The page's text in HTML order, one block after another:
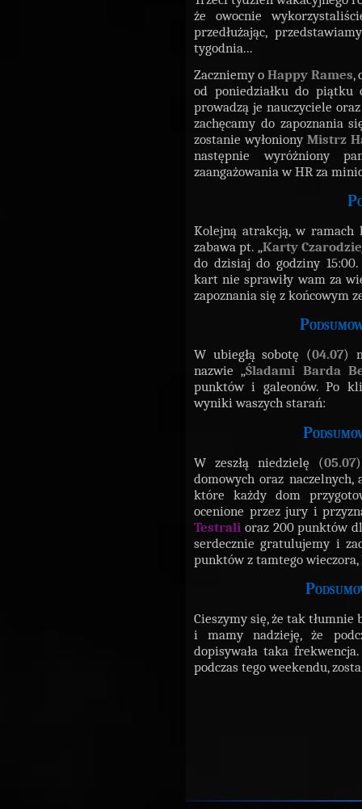
że owocnie
przedłużając,
tygodnia...
Zaczniemy o Happy Rames,
od poniedziałku do piątku
prowadzą je nauczyciele
zachęcamy do zapoznania
zostanie wyłonionyMistrz
następnie wyróżniony
zaangażowania w HR za
Kolejną atrakcją, w ramach
zabawa pt. „Karty
do dzisiaj do godziny
kart nie sprawiły wam za
zapoznania się z końcowym
W ubiegłą sobotę (04.07)
nazwie „Śladami Barda
punktów i galeonów. Po
wyniki waszych starań:
W zeszłą niedzielę (05.07
domowych oraz
które każdy dom
ocenione przez jury i
Testrali oraz 200 punktów
serdecznie gratulujemy i
punktów z tamtego
Cieszymy się, że tak
i mamy nadzieję, że
dopisywała taka
podczas tego weekendu,